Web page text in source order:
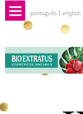
português english